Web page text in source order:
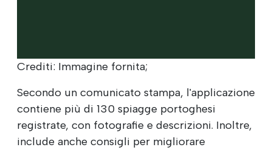
Crediti: Immagine fornita;
Secondo un comunicato stampa, l'applicazione
contiene più di 130 spiagge portoghesi
registrate, con fotografie e descrizioni. Inoltre,
include anche consigli per migliorare